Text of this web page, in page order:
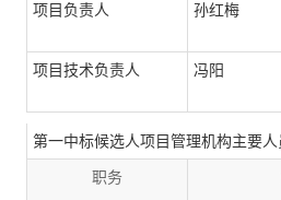
项目负责人 孙红梅
项目技术负责人 冯阳
第一中标候选人项目管理机构主要
职务